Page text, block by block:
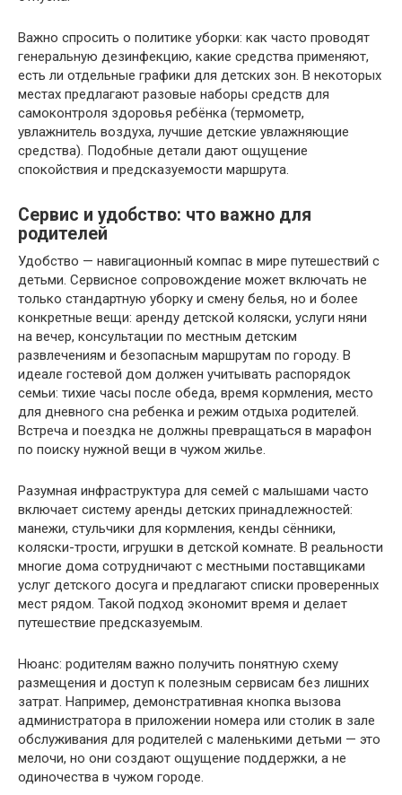
Важно спросить о политике уборки: как часто проводят
генеральную дезинфекцию, какие средства применяют,
есть ли отдельные графики для детских зон. В некоторых
местах предлагают разовые наборы средств для
самоконтроля здоровья ребёнка (термометр,
увлажнитель воздуха, лучшие детские увлажняющие
средства). Подобные детали дают ощущение
спокойствия и предсказуемости маршрута.
Сервис и удобство: что важно для
родителей
Удобство — навигационный компас в мире путешествий с
детьми. Сервисное сопровождение может включать не
только стандартную уборку и смену белья, но и более
конкретные вещи: аренду детской коляски, услуги няни
на вечер, консультации по местным детским
развлечениям и безопасным маршрутам по городу. В
идеале гостевой дом должен учитывать распорядок
семьи: тихие часы после обеда, время кормления, место
для дневного сна ребенка и режим отдыха родителей.
Встреча и поездка не должны превращаться в марафон
по поиску нужной вещи в чужом жилье.
Разумная инфраструктура для семей с малышами часто
включает систему аренды детских принадлежностей:
манежи, стульчики для кормления, кенды сённики,
коляски-трости, игрушки в детской комнате. В реальности
многие дома сотрудничают с местными поставщиками
услуг детского досуга и предлагают списки проверенных
мест рядом. Такой подход экономит время и делает
путешествие предсказуемым.
Нюанс: родителям важно получить понятную схему
размещения и доступ к полезным сервисам без лишних
затрат. Например, демонстративная кнопка вызова
администратора в приложении номера или столик в зале
обслуживания для родителей с маленькими детьми — это
мелочи, но они создают ощущение поддержки, а не
одиночества в чужом городе.